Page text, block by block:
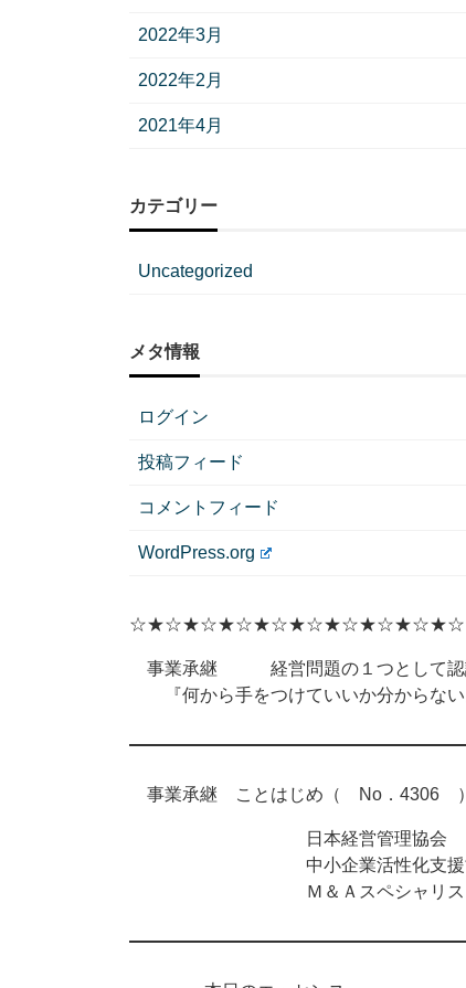
2022年3月
2022年2月
2021年4月
カテゴリー
Uncategorized
メタ情報
ログイン
投稿フィード
コメントフィード
WordPress.org
事業承継 経営問題の１つとして認
『何から手をつけていいか分からない
事業承継 ことはじめ（ No．4306
日本経営管理協会
中小企業活性化支援協
Ｍ＆Ａスペシャリ